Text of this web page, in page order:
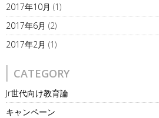
2017年10月 (1)
2017年6月 (2)
2017年2月 (1)
CATEGORY
Jr世代向け教育論
キャンペーン